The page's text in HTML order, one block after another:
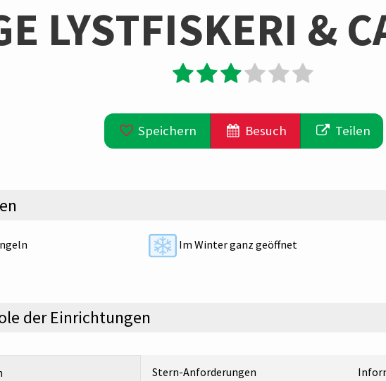
LYSTFISKERI &
Speichern Besuch Teilen
Im Winter ganz geöffnet
der Einrichtungen
Stern-Anforderungen